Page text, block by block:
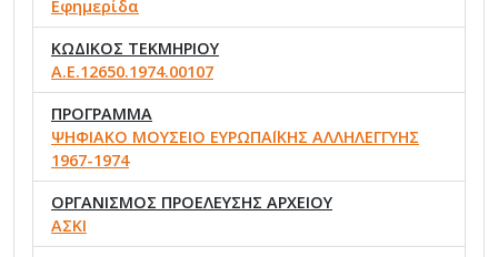
Εφημερίδα
ΚΩΔΙΚΟΣ ΤΕΚΜΗΡΙΟΥ
Α.Ε.12650.1974.00107
ΠΡΟΓΡΑΜΜΑ
ΨΗΦΙΑΚΟ ΜΟΥΣΕΙΟ ΕΥΡΩΠΑΪΚΗΣ ΑΛΛΗΛΕΓΓΥΗΣ
1967-1974
ΟΡΓΑΝΙΣΜΟΣ ΠΡΟΕΛΕΥΣΗΣ ΑΡΧΕΙΟΥ
ΑΣΚΙ